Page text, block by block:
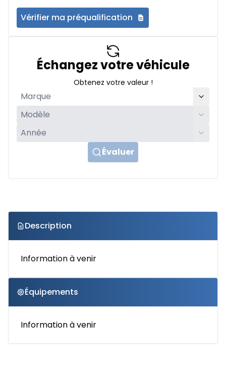
Vérifier ma préqualification
Échangez votre véhicule
Obtenez votre valeur !
Évaluer
Description
Information à venir
Équipements
Information à venir